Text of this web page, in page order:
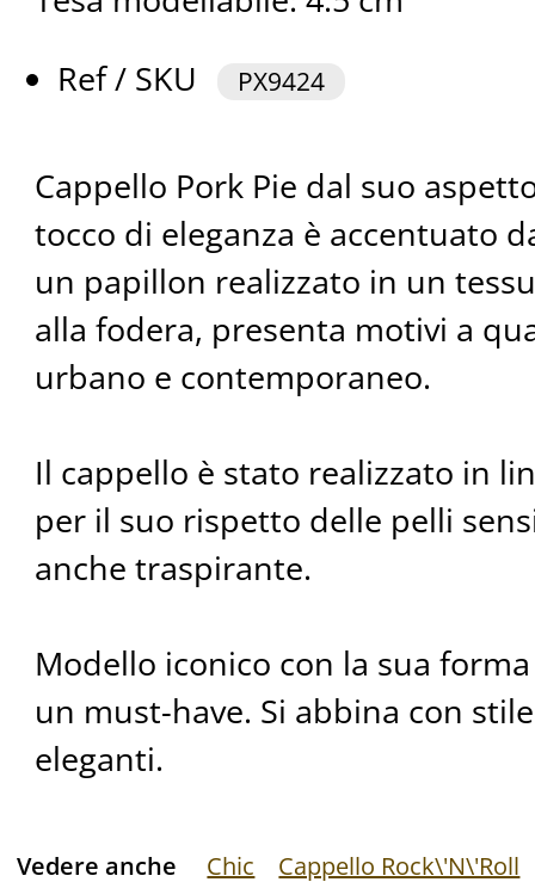
Ref / SKU
PX9424
Cappello Pork Pie dal suo
tocco di eleganza è accentuato
un papillon realizzato in un
alla fodera, presenta motivi a
urbano e contemporaneo.
Il cappello è stato realizzato in
per il suo rispetto delle pelli
anche traspirante.
Modello iconico con la sua
un must-have. Si abbina con
eleganti.
Vedere anche Chic Cappello Rock\'N\'Roll